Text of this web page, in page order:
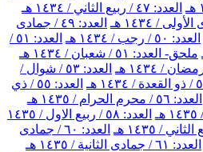
العدد: ٤٧ / ربيع الثاني / ١٤٣٤ هـ
العدد: ٤٩ / جمادى
العدد: ٥٠ / رجب / ١٤٣٤ هـ
العدد: ٥١ /
ملحق- العدد: ٥١ / شعبان / ١٤٣٤ هـ
العدد: ٥٣ / شوال /
العدد: ٥٥ / ذي
العدد: ٥٦ / محرم الحرام / ١٤٣٥ هـ
العدد: ٥٨ / ربيع الاول / ١٤٣٥
العدد: ٦٠ / جمادى
العدد: ٦١ / جمادى الثانية / ١٤٣٥ هـ